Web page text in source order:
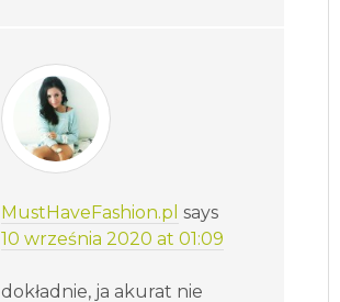
MustHaveFashion.pl says
10 września 2020 at 01:09
dokładnie, ja akurat nie